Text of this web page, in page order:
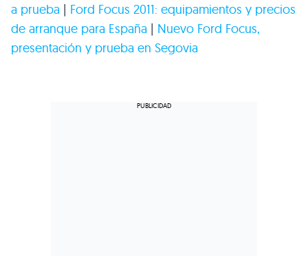
a prueba | Ford Focus 2011: equipamientos y precios
de arranque para España | Nuevo Ford Focus,
presentación y prueba en Segovia